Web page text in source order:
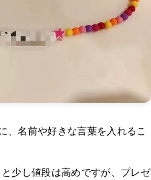
、名前や好きな言葉を入れるこ
少し値段は高めですが、プレゼ